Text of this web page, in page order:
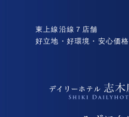
東上線沿線７店舗
好立地・好環境・安心価格